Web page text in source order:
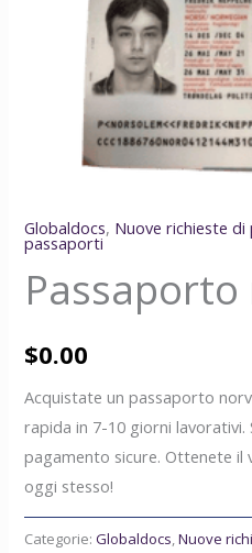
Globaldocs, Nuove richieste
passaporti
Passaporto
$0.00
Acquistate un passaporto
rapida in 7-10 giorni
pagamento sicure. Ottenete
oggi stesso!
Categorie:Globaldocs,Nuove